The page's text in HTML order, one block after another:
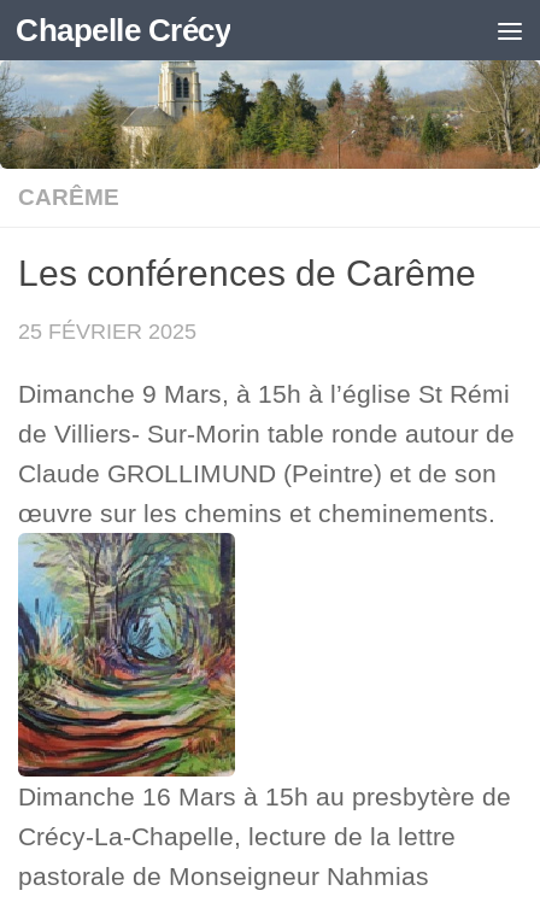
Skip to content
Chapelle Crécy
CARÊME
Les conférences de Carême
25 FÉVRIER 2025
Dimanche 9 Mars, à 15h à l’église St Rémi
de Villiers- Sur-Morin table ronde autour de
Claude GROLLIMUND (Peintre) et de son
œuvre sur les chemins et cheminements.
Dimanche 16 Mars à 15h au presbytère de
Crécy-La-Chapelle, lecture de la lettre
pastorale de Monseigneur Nahmias